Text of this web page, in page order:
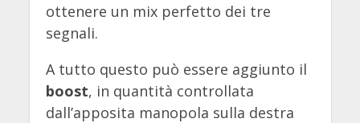
ottenere un mix perfetto dei tre
segnali.
A tutto questo può essere aggiunto il
boost, in quantità controllata
dall’apposita manopola sulla destra